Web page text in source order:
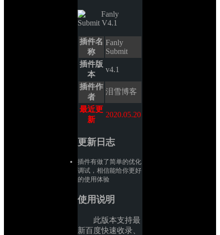
插件名
称
Fanly
Submit
插件版
本
v4.1
插件作
者
泪雪博客
最近更
新
2020.05.20
更新日志
插件有做了简单的优化
调试，相信能给你更好
的使用体验
使用说明
此版本支持最
新百度快速收录、